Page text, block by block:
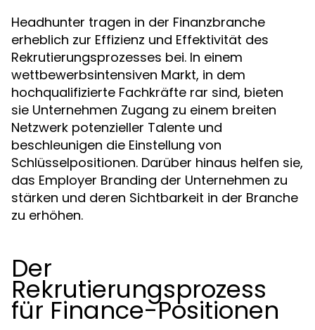
Headhunter tragen in der Finanzbranche
erheblich zur Effizienz und Effektivität des
Rekrutierungsprozesses bei. In einem
wettbewerbsintensiven Markt, in dem
hochqualifizierte Fachkräfte rar sind, bieten
sie Unternehmen Zugang zu einem breiten
Netzwerk potenzieller Talente und
beschleunigen die Einstellung von
Schlüsselpositionen. Darüber hinaus helfen sie,
das Employer Branding der Unternehmen zu
stärken und deren Sichtbarkeit in der Branche
zu erhöhen.
Der
Rekrutierungsprozess
für Finance-Positionen